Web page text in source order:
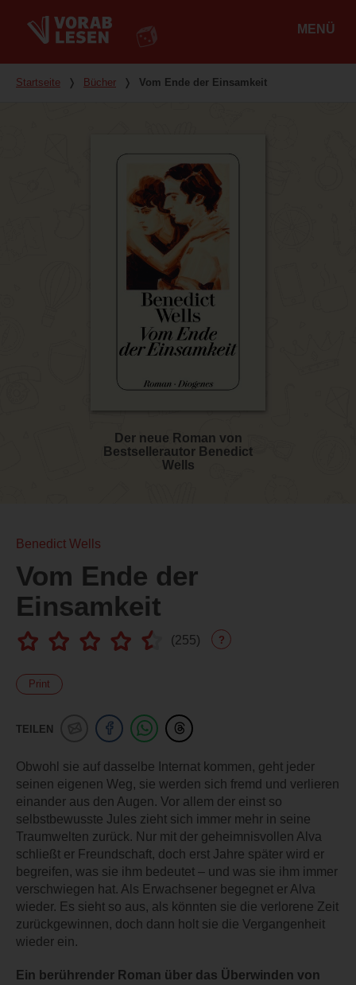
MENÜ
Du bist hier
Startseite ❭ Bücher ❭ Vom Ende der Einsamkeit
Der neue Roman von
Bestsellerautor Benedict
Wells
Benedict Wells
Vom Ende der
Einsamkeit
(255) ?
Print
TEILEN
Obwohl sie auf dasselbe Internat kommen, geht jeder
seinen eigenen Weg, sie werden sich fremd und verlieren
einander aus den Augen. Vor allem der einst so
selbstbewusste Jules zieht sich immer mehr in seine
Traumwelten zurück. Nur mit der geheimnisvollen Alva
schließt er Freundschaft, doch erst Jahre später wird er
begreifen, was sie ihm bedeutet – und was sie ihm immer
verschwiegen hat. Als Erwachsener begegnet er Alva
wieder. Es sieht so aus, als könnten sie die verlorene Zeit
zurückgewinnen, doch dann holt sie die Vergangenheit
wieder ein.
Ein berührender Roman über das Überwinden von